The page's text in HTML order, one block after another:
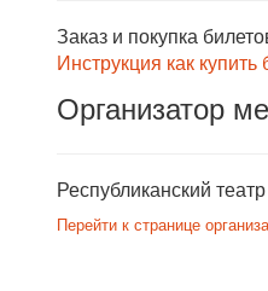
Заказ и покупка
Инструкция как
Организатор
Республиканский
Перейти к странице